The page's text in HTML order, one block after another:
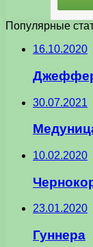
Популярные
16.10.2020
30.07.2021
10.02.2020
23.01.2020
Гуннера